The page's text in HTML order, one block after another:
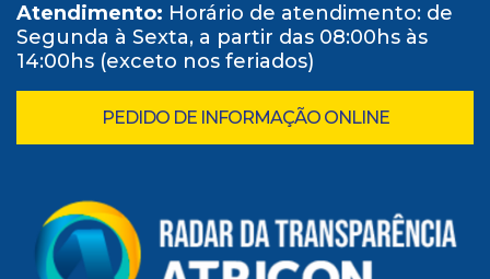
Atendimento: Horário de atendimento: de
Segunda à Sexta, a partir das 08:00hs às
14:00hs (exceto nos feriados)
PEDIDO DE INFORMAÇÃO ONLINE